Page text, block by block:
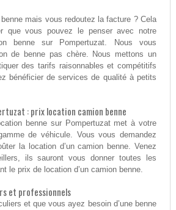
mais vous redoutez la facture ? Cela
que vous pouvez le penser avec notre
benne sur Pompertuzat. Nous vous
de benne pas chère. Nous mettons un
des tarifs raisonnables et compétitifs
bénéficier de services de qualité à petits
: prix location camion benne
benne sur Pompertuzat met à votre
de véhicule. Vous vous demandez
la location d’un camion benne. Venez
ils sauront vous donner toutes les
le prix de location d’un camion benne.
et professionnels
et que vous ayez besoin d’une benne